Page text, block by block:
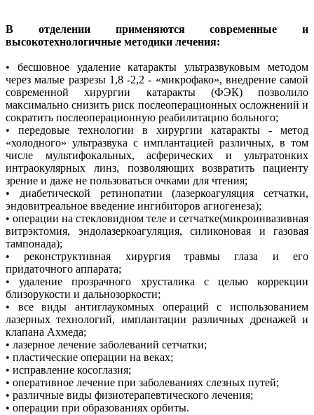
В отделении применяются современные и
высокотехнологичные методики лечения:
• бесшовное удаление катаракты ультразвуковым методом
через малые разрезы 1,8 -2,2 - «микрофако», внедрение самой
современной хирургии катаракты (ФЭК) позволило
максимально снизить риск послеоперационных осложнений и
сократить послеоперационную реабилитацию больного;
• передовые технологии в хирургии катаракты - метод
«холодного» ультразвука с имплантацией различных, в том
числе мультифокальных, асферических и ультратонких
интраокулярных линз, позволяющих возвратить пациенту
зрение и даже не пользоваться очками для чтения;
• диабетической ретинопатии (лазеркоагуляция сетчатки,
эндовитреальное введение ингибиторов агиогенеза);
• операции на стекловидном теле и сетчатке(микроинвазивная
витрэктомия, эндолазеркоагуляция, силиконовая и газовая
тампонада);
• реконструктивная хирургия травмы глаза и его
придаточного аппарата;
• удаление прозрачного хрусталика с целью коррекции
близорукости и дальнозоркости;
• все виды антиглаукомных операций с использованием
лазерных технологий, имплантации различных дренажей и
клапана Ахмеда;
• лазерное лечение заболеваний сетчатки;
• пластические операции на веках;
• исправление косоглазия;
• оперативное лечение при заболеваниях слезных путей;
• различные виды физиотерапевтического лечения;
• операции при образованиях орбиты.